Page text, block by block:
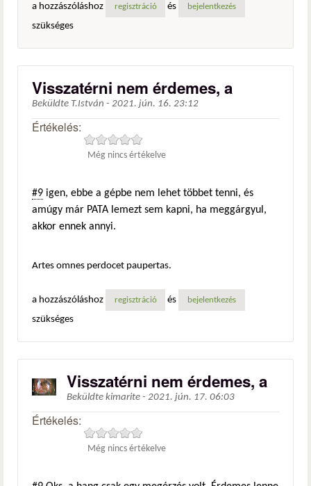
a hozzászóláshoz regisztráció és bejelentkezés
szükséges
Visszatérni nem érdemes, a
Beküldte T.István - 2021. jún. 16. 23:12
Értékelés:
Még nincs értékelve
#9 igen, ebbe a gépbe nem lehet többet tenni, és
amúgy már PATA lemezt sem kapni, ha meggárgyul,
akkor ennek annyi.
Artes omnes perdocet paupertas.
a hozzászóláshoz regisztráció és bejelentkezés
szükséges
Visszatérni nem érdemes, a
Beküldte kimarite - 2021. jún. 17. 06:03
Értékelés:
Még nincs értékelve